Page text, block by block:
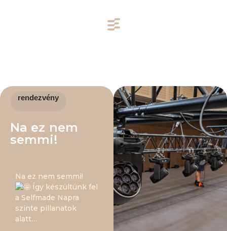
rendezvény
Na ez nem
semmi!
Na ez nem semmi!
Így készültünk fel
a Selfmade Napra
szinte pillanatok
alatt…